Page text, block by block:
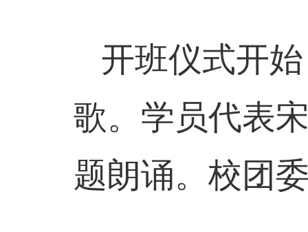
开班仪式开
歌。学员代表
题朗诵。校团委